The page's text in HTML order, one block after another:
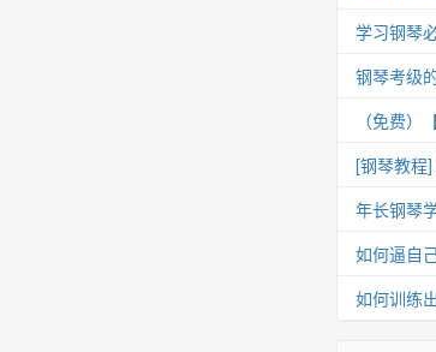
学习钢琴
钢琴考级
（免费
[钢琴教程
年长钢琴
如何逼自
如何训练